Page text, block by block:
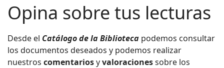
Opina sobre tus lecturas
Desde el Catálogo de la Biblioteca podemos consultar
los documentos deseados y podemos realizar
nuestros comentariosyvaloracionessobre los